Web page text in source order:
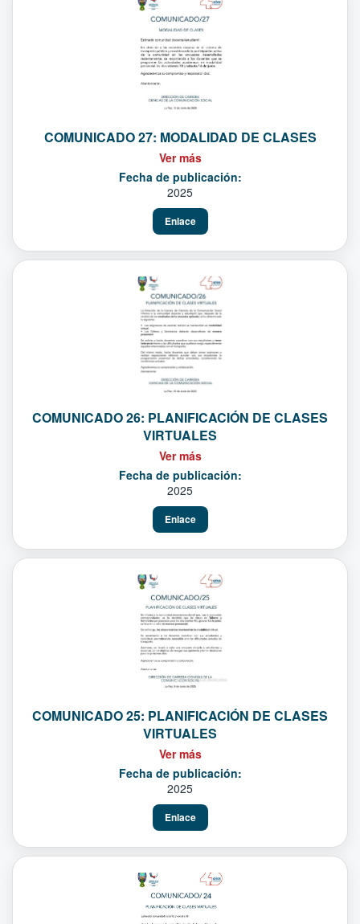
COMUNICADO 27: MODALIDAD DE CLASES
Ver más
Fecha de publicación:
2025
Enlace
COMUNICADO 26: PLANIFICACIÓN DE CLASES
VIRTUALES
Ver más
Fecha de publicación:
2025
Enlace
COMUNICADO 25: PLANIFICACIÓN DE CLASES
VIRTUALES
Ver más
Fecha de publicación:
2025
Enlace